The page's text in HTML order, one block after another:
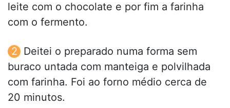
leite com o chocolate e por fim a farinha
com o fermento.
Deitei o preparado numa forma sem
buraco untada com manteiga e polvilhada
com farinha. Foi ao forno médio cerca de
20 minutos.